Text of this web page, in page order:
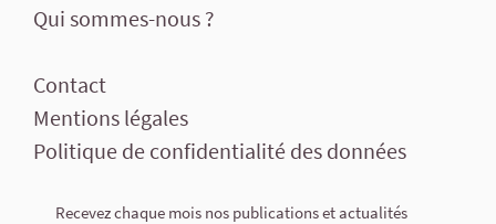
Qui sommes-nous ?
Contact
Mentions légales
Politique de confidentialité des données
Recevez chaque mois nos publications et actualités